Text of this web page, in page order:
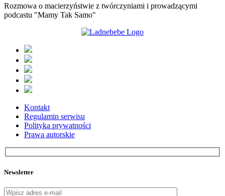
Rozmowa o macierzyństwie z twórczyniami i prowadzącymi
podcastu "Mamy Tak Samo"
Kontakt
Regulamin serwisu
Polityka prywatności
Prawa autorskie
Newsletter